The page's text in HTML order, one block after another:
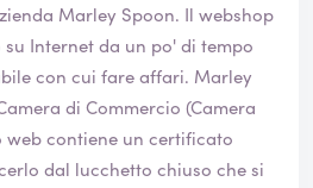
Abbiamo verificato l'azienda Marley Spoon. Il webshop
su Internet da un po' di tempo
cui fare affari. Marley
di Commercio (Camera
web contiene un certificato